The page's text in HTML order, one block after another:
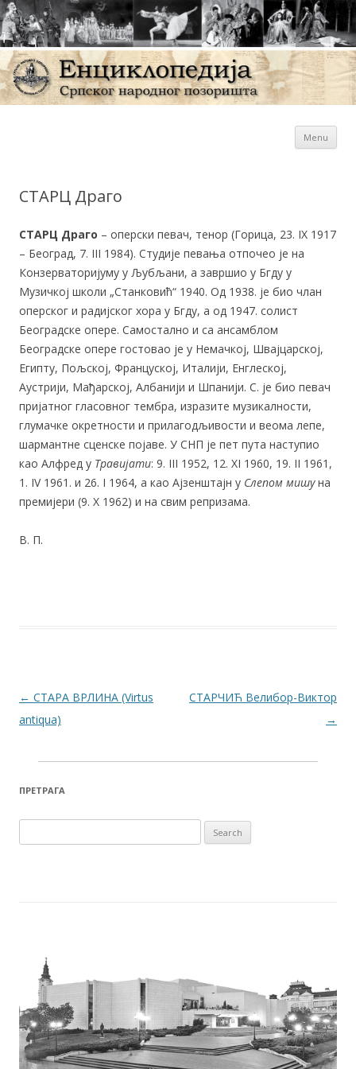
Енциклопедија СрпскогMenu
СТАРЦ Драго
СТАРЦ Драго – оперски певач, тенор (Горица, 23. IX 1917
– Београд, 7. III 1984). Студије певања отпочео је на
Конзерваторијуму у Љубљани, а завршио у Бгду у
Музичкој школи „Станковић“ 1940. Од 1938. је био члан
оперског и радијског хора у Бгду, а од 1947. солист
Београдске опере. Самостално и са ансамблом
Београдске опере гостовао је у Немачкој, Швајцарској,
Египту, Пољској, Француској, Италији, Енглеској,
Аустрији, Мађарској, Албанији и Шпанији. С. је био певач
пријатног гласовног тембра, изразите музикалности,
глумачке окретности и прилагодљивости и веома лепе,
шармантне сценске појаве. У СНП је пет пута наступио
као Алфред у Травијати: 9. III 1952, 12. XI 1960, 19. II 1961,
1. IV 1961. и 26. I 1964, а као Ајзенштајн у Слепом мишуна
премијери (9. X 1962) и на свим репризама.
В. П.
Post navigation
← СТАРА ВРЛИНА (Virtus
antiqua)
СТАРЧИЋ Велибор-Виктор
→
ПРЕТРАГА